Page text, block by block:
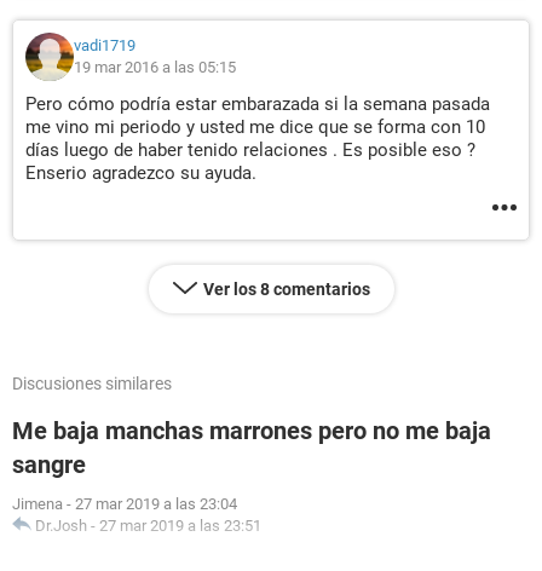
vadi1719
19 mar 2016 a las 05:15
Pero cómo podría estar embarazada si la semana pasada
me vino mi periodo y usted me dice que se forma con 10
días luego de haber tenido relaciones . Es posible eso ?
Enserio agradezco su ayuda.
Ver los 8 comentarios
Discusiones similares
Me baja manchas marrones pero no me baja
sangre
Jimena - 27 mar 2019 a las 23:04
Dr.Josh - 27 mar 2019 a las 23:51